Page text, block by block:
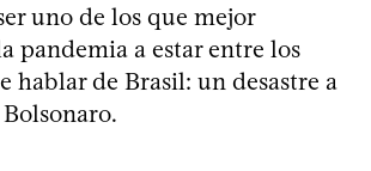
uno de los que mejor
pandemia a estar entre los
hablar de Brasil: un desastre a